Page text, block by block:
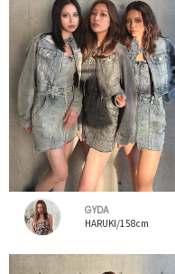
GYDA
HARUKI/158cm